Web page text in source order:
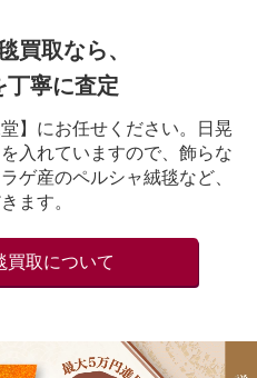
買取なら、
丁寧に査定
】にお任せください。日晃
入れていますので、飾らな
ゲ産のペルシャ絨毯など、
ます。
買取について